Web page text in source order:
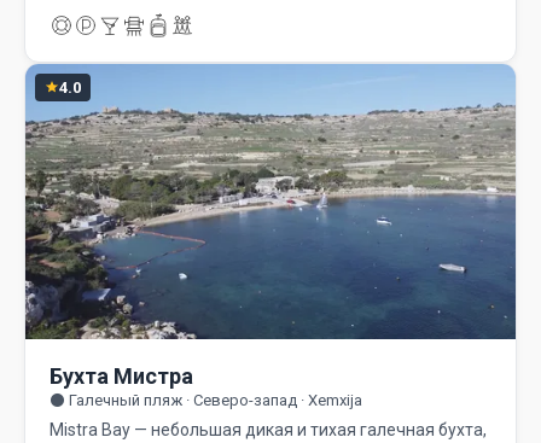
4.0
Бухта Мистра
⚫ Галечный пляж · Северо-запад · Xemxija
Mistra Bay — небольшая дикая и тихая галечная бухта,